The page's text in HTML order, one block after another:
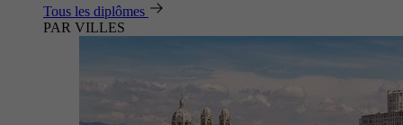
Tous les diplômes
PAR VILLES